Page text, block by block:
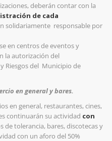
deberán contar con la
de cada
solidariamente responsable por
en centros de eventos y
la autorización del
Riesgos del Municipio de
en general y bares.
en general, restaurantes, cines,
continuarán su actividad con
de tolerancia, bares, discotecas y
con un aforo del 50%